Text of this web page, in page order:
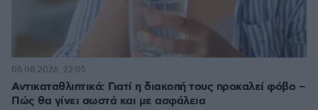
Αντικαταθλιπτικά: Γιατί η διακοπή τους προκαλεί φόβο –
Πώς θα γίνει σωστά και με ασφάλεια
06.08.2026, 22:05